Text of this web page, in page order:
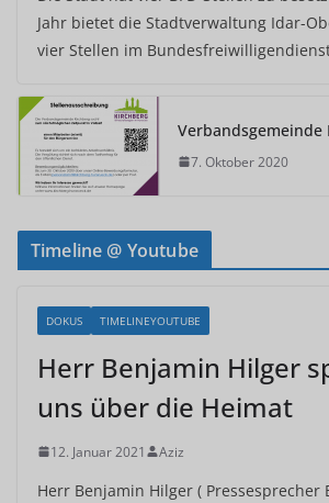
Jahr bietet die Stadtverwaltung Idar-
vier Stellen im Bundesfreiwilligendienst
7. Oktober 2020
Timeline @ Youtube
DOKUS TIMELINEYOUTUBE
Herr Benjamin Hilger
uns über die Heimat
12. Januar 2021 Aziz
Herr Benjamin Hilger ( Pressesprecher